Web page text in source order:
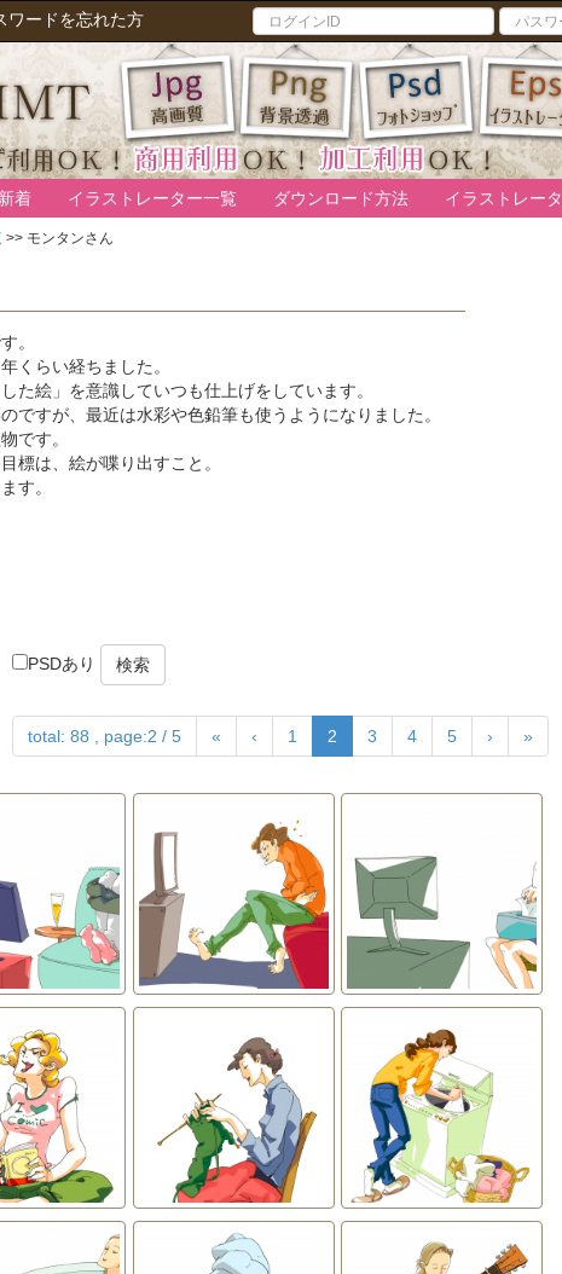
ワードを忘れた方
新着 イラストレーター一覧 ダウンロード方法 イラストレー
>> モンタンさん
。
くらい経ちました。
た絵」を意識していつも仕上げをしています。
ですが、最近は水彩や色鉛筆も使うようになりました。
です。
標は、絵が喋り出すこと。
す。
PSDあり 検索
total: 88 , page:2 / 5 « ‹ 1 2 3 4 5 › »